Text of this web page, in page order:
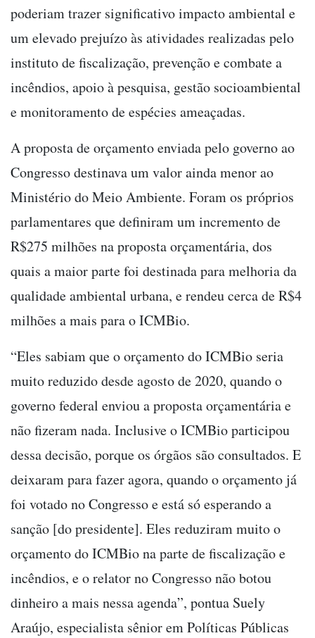
poderiam trazer significativo impacto ambiental e
um elevado prejuízo às atividades realizadas pelo
instituto de fiscalização, prevenção e combate a
incêndios, apoio à pesquisa, gestão socioambiental
e monitoramento de espécies ameaçadas.
A proposta de orçamento enviada pelo governo ao
Congresso destinava um valor ainda menor ao
Ministério do Meio Ambiente. Foram os próprios
parlamentares que definiram um incremento de
R$275 milhões na proposta orçamentária, dos
quais a maior parte foi destinada para melhoria da
qualidade ambiental urbana, e rendeu cerca de R$4
milhões a mais para o ICMBio.
“Eles sabiam que o orçamento do ICMBio seria
muito reduzido desde agosto de 2020, quando o
governo federal enviou a proposta orçamentária e
não fizeram nada. Inclusive o ICMBio participou
dessa decisão, porque os órgãos são consultados. E
deixaram para fazer agora, quando o orçamento já
foi votado no Congresso e está só esperando a
sanção [do presidente]. Eles reduziram muito o
orçamento do ICMBio na parte de fiscalização e
incêndios, e o relator no Congresso não botou
dinheiro a mais nessa agenda”, pontua Suely
Araújo, especialista sênior em Políticas Públicas